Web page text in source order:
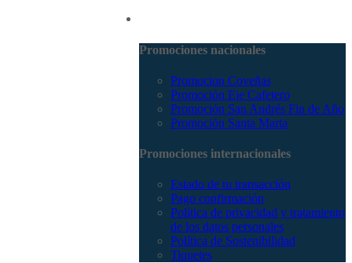
Promociones nacionales
Promocion Coveñas
Promoción Eje Cafetero
Promoción San Andrés Fin de Año
Promoción Santa Marta
Promociones internacionales
Estado de tu transacción
Pago confirmación
Política de privacidad y tratamiento
de los datos personales
Política de Sostenibilidad
Tiquetes